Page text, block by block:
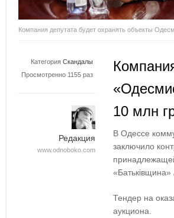
Компания депутата будет охранять объекты
Категория Скандалы
Просмотренно 1155 раз
Редакция
www.odnoboko.com
10 млн
В Одессе
заключило
Тендер на
аукциона.